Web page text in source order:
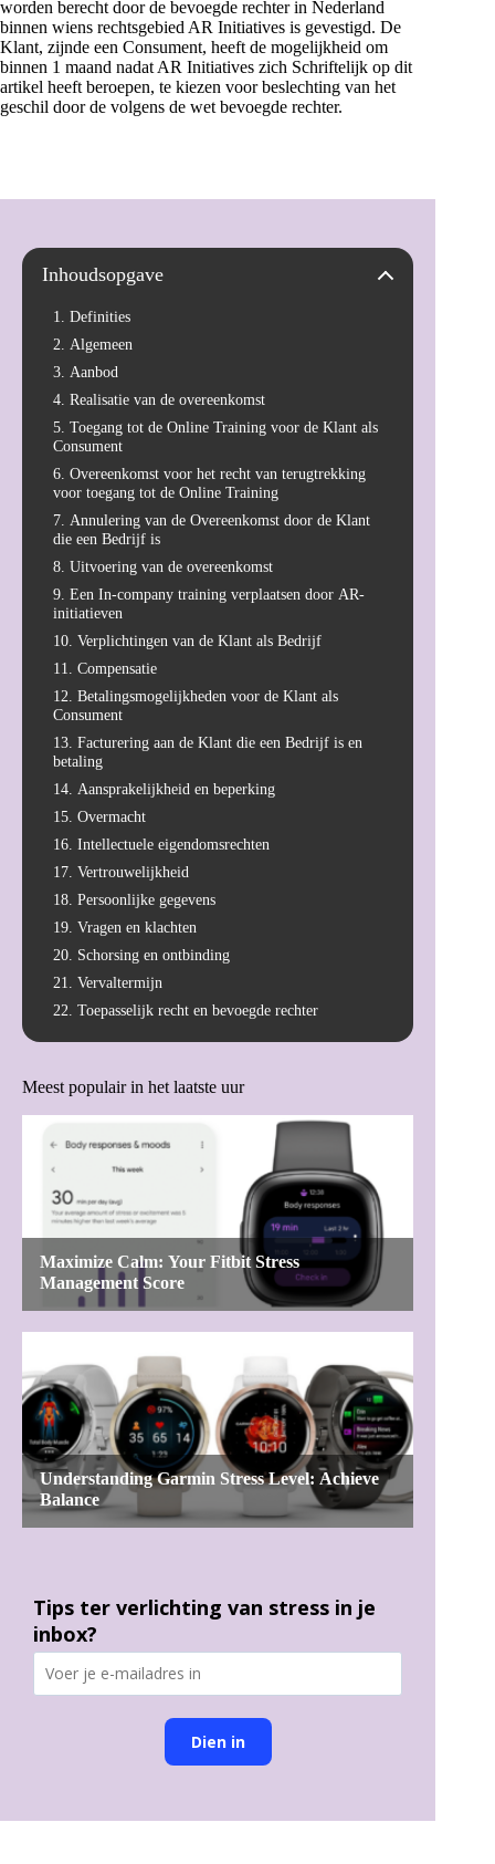
worden berecht door de bevoegde rechter in Nederland
binnen wiens rechtsgebied AR Initiatives is gevestigd. De
Klant, zijnde een Consument, heeft de mogelijkheid om
binnen 1 maand nadat AR Initiatives zich Schriftelijk op dit
artikel heeft beroepen, te kiezen voor beslechting van het
geschil door de volgens de wet bevoegde rechter.
Inhoudsopgave
1. Definities
2. Algemeen
3. Aanbod
4. Realisatie van de overeenkomst
5. Toegang tot de Online Training voor de Klant als
Consument
6. Overeenkomst voor het recht van terugtrekking
voor toegang tot de Online Training
7. Annulering van de Overeenkomst door de Klant
die een Bedrijf is
8. Uitvoering van de overeenkomst
9. Een In-company training verplaatsen door AR-
initiatieven
10. Verplichtingen van de Klant als Bedrijf
11. Compensatie
12. Betalingsmogelijkheden voor de Klant als
Consument
13. Facturering aan de Klant die een Bedrijf is en
betaling
14. Aansprakelijkheid en beperking
15. Overmacht
16. Intellectuele eigendomsrechten
17. Vertrouwelijkheid
18. Persoonlijke gegevens
19. Vragen en klachten
20. Schorsing en ontbinding
21. Vervaltermijn
22. Toepasselijk recht en bevoegde rechter
Meest populair in het laatste uur
Tips ter verlichting van stress in je
inbox?
Dien in